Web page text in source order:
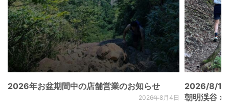
2026年お盆期間中の店舗営業のお知らせ
2026年8月4日
2026/8/
朝明渓谷 ×